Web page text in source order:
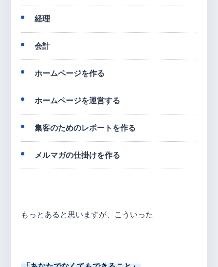
経理
会計
ホームページを作る
ホームページを運営する
集客のためのレポートを作る
メルマガの仕掛けを作る
もっとあると思いますが、こういった